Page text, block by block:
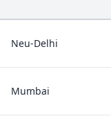
Neu-Delhi
Mumbai